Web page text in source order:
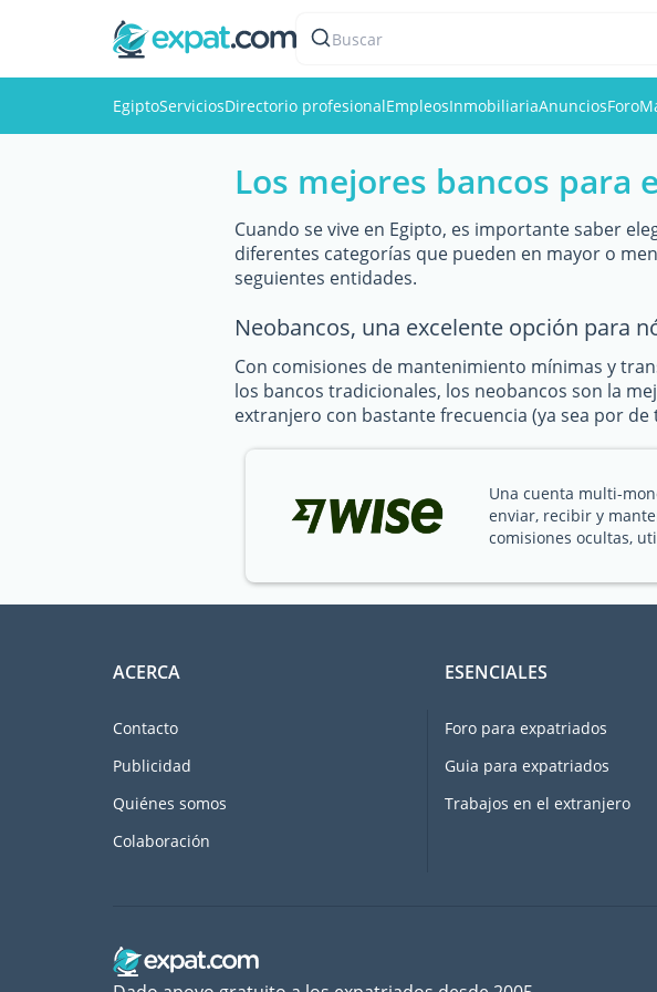
Buscar
EgiptoServiciosDirectorio profesionalEmpleosInmobiliariaAnunciosForo
Los mejores bancos para
Cuando se vive en Egipto, es importante saber
diferentes categorías que pueden en mayor o
seguientes entidades.
Neobancos, una excelente opción para
Con comisiones de mantenimiento mínimas y
los bancos tradicionales, los neobancos son la
extranjero con bastante frecuencia (ya sea por de
Una cuenta multi-
enviar, recibir y
comisiones ocultas,
ACERCA
Contacto
Publicidad
Quiénes somos
Colaboración
ESENCIALES
Foro para expatriados
Guia para expatriados
Trabajos en el extranjero